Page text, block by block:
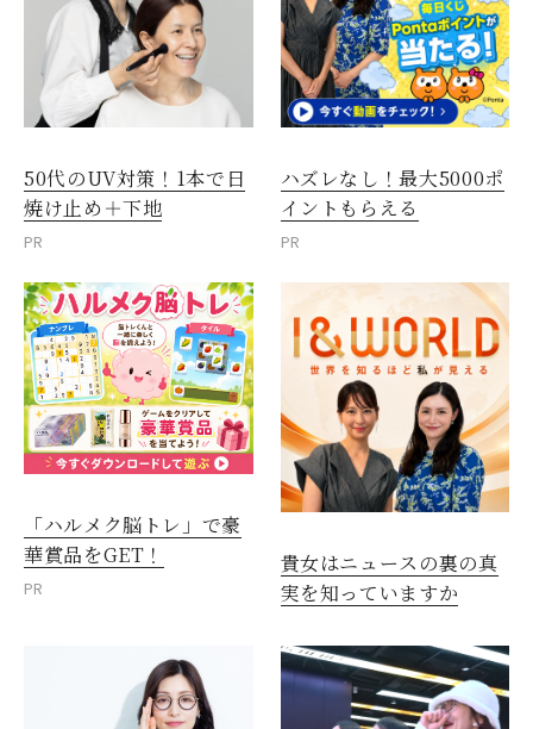
50代のUV対策！1本で日
焼け止め＋下地
PR
ハズレなし！最大5000ポ
イントもらえる
PR
「ハルメク脳トレ」で豪
華賞品をGET！
PR
貴女はニュースの裏の真
実を知っていますか